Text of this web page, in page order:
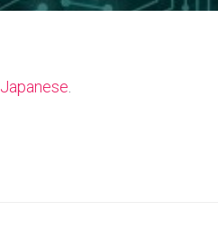
Japanese